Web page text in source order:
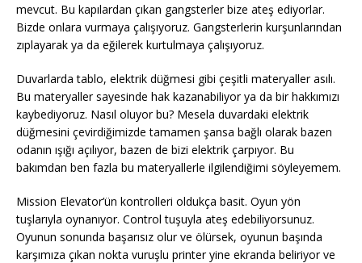
mevcut. Bu kapılardan çıkan gangsterler bize ateş ediyorlar.
Bizde onlara vurmaya çalışıyoruz. Gangsterlerin kurşunlarından
zıplayarak ya da eğilerek kurtulmaya çalışıyoruz.
Duvarlarda tablo, elektrik düğmesi gibi çeşitli materyaller asılı.
Bu materyaller sayesinde hak kazanabiliyor ya da bir hakkımızı
kaybediyoruz. Nasıl oluyor bu? Mesela duvardaki elektrik
düğmesini çevirdiğimizde tamamen şansa bağlı olarak bazen
odanın ışığı açılıyor, bazen de bizi elektrik çarpıyor. Bu
bakımdan ben fazla bu materyallerle ilgilendiğimi söyleyemem.
Mission Elevator’ün kontrolleri oldukça basit. Oyun yön
tuşlarıyla oynanıyor. Control tuşuyla ateş edebiliyorsunuz.
Oyunun sonunda başarısız olur ve ölürsek, oyunun başında
karşımıza çıkan nokta vuruşlu printer yine ekranda beliriyor ve